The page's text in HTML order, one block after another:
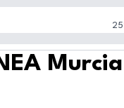
25
Murcia